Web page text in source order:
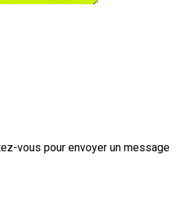
vous pour envoyer un message